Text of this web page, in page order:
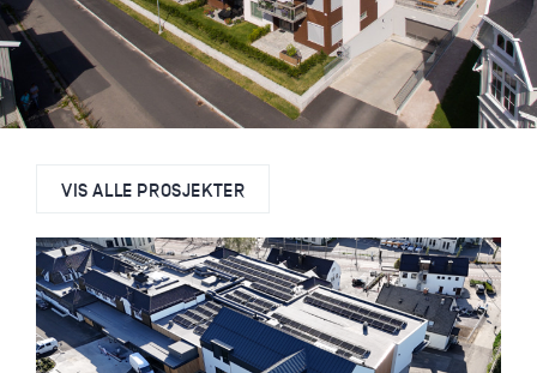
VIS ALLE PROSJEKTER